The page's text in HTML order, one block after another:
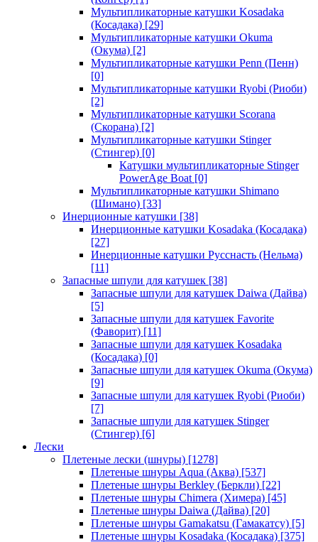
Мультипликаторные катушки Kosadaka
(Косадака) [29]
Мультипликаторные катушки Okuma
(Окума) [2]
Мультипликаторные катушки Penn (Пенн)
[0]
Мультипликаторные катушки Ryobi (Риоби)
[2]
Мультипликаторные катушки Scorana
(Скорана) [2]
Мультипликаторные катушки Stinger
(Стингер) [0]
Катушки мультипликаторные Stinger
PowerAge Boat [0]
Мультипликаторные катушки Shimano
(Шимано) [33]
Инерционные катушки [38]
Инерционные катушки Kosadaka (Косадака)
[27]
Инерционные катушки Русснасть (Нельма)
[11]
Запасные шпули для катушек [38]
Запасные шпули для катушек Daiwa (Дайва)
[5]
Запасные шпули для катушек Favorite
(Фаворит) [11]
Запасные шпули для катушек Kosadaka
(Косадака) [0]
Запасные шпули для катушек Okuma (Окума)
[9]
Запасные шпули для катушек Ryobi (Риоби)
[7]
Запасные шпули для катушек Stinger
(Стингер) [6]
Лески
Плетеные лески (шнуры) [1278]
Плетеные шнуры Aqua (Аква) [537]
Плетеные шнуры Berkley (Беркли) [22]
Плетеные шнуры Chimera (Химера) [45]
Плетеные шнуры Daiwa (Дайва) [20]
Плетеные шнуры Gamakatsu (Гамакатсу) [5]
Плетеные шнуры Kosadaka (Косадака) [375]